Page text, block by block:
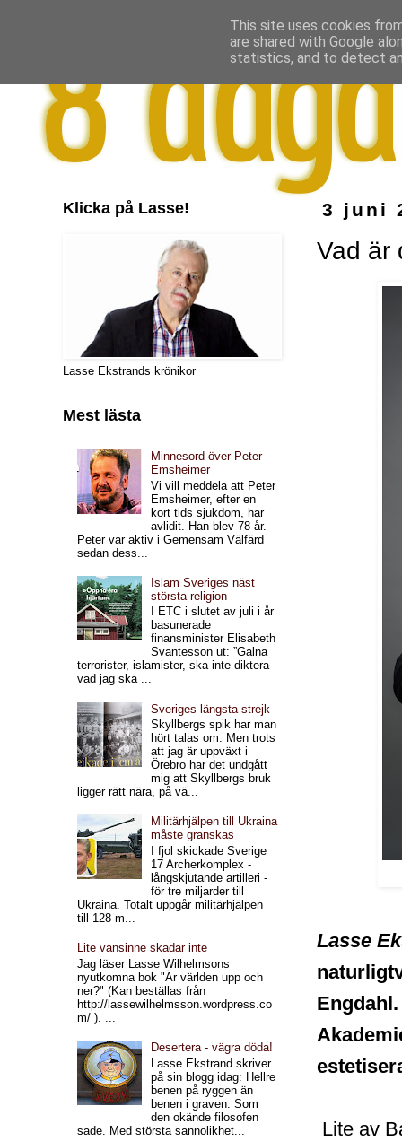
3 juni
Vad är
Lasse
Lite av
Klicka på Lasse!
Lasse Ekstrands krönikor
Mest lästa
Minnesord över Peter
Emsheimer
Vi vill meddela att Peter
Emsheimer, efter en
kort tids sjukdom, har
avlidit. Han blev 78 år.
Peter var aktiv i Gemensam Välfärd
sedan dess...
Islam Sveriges näst
största religion
I ETC i slutet av juli i år
basunerade
finansminister Elisabeth
Svantesson ut: ”Galna
terrorister, islamister, ska inte diktera
vad jag ska ...
Sveriges längsta strejk
Skyllbergs spik har man
hört talas om. Men trots
att jag är uppväxt i
Örebro har det undgått
mig att Skyllbergs bruk
ligger rätt nära, på vä...
Militärhjälpen till Ukraina
måste granskas
I fjol skickade Sverige
17 Archerkomplex -
långskjutande artilleri -
för tre miljarder till
Ukraina. Totalt uppgår militärhjälpen
till 128 m...
Lite vansinne skadar inte
Jag läser Lasse Wilhelmsons
nyutkomna bok "Är världen upp och
ner?" (Kan beställas från
http://lassewilhelmsson.wordpress.co
m/ ). ...
Desertera - vägra döda!
Lasse Ekstrand skriver
på sin blogg idag: Hellre
benen på ryggen än
benen i graven. Som
den okände filosofen
sade. Med största sannolikhet...
This site uses cookies
are shared with Google
statistics, and to detect